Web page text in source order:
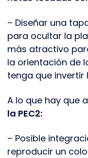
– Diseñar una
para ocultar la
más atractivo
la orientación de
tenga que invertir
A lo que hay que
la PEC2:
– Posible
reproducir un